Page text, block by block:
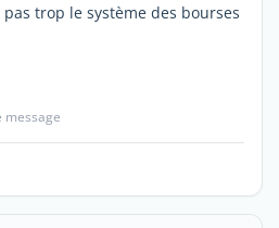
trop le système des bourses
message